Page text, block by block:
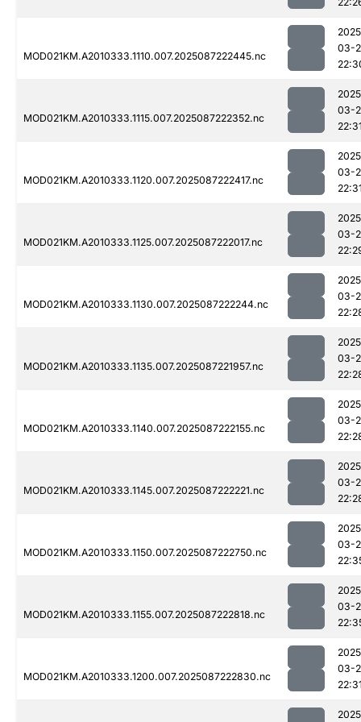
MOD021KM.A2010333.1110.007.2025087222445.nc
03-
MOD021KM.A2010333.1115.007.2025087222352.nc
03-
MOD021KM.A2010333.1120.007.2025087222417.nc
03-
MOD021KM.A2010333.1125.007.2025087222017.nc
03-
MOD021KM.A2010333.1130.007.2025087222244.nc
03-
MOD021KM.A2010333.1135.007.2025087221957.nc
03-
MOD021KM.A2010333.1140.007.2025087222155.nc
03-
MOD021KM.A2010333.1145.007.2025087222221.nc
03-
MOD021KM.A2010333.1150.007.2025087222750.nc
03-
MOD021KM.A2010333.1155.007.2025087222818.nc
03-
MOD021KM.A2010333.1200.007.2025087222830.nc
03-